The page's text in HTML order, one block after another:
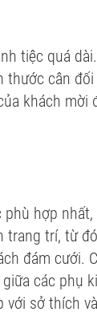
tiệc quá
thước cân
khách mời
hợp
trang trí, từ
đám cưới.
các phụ
sở thích